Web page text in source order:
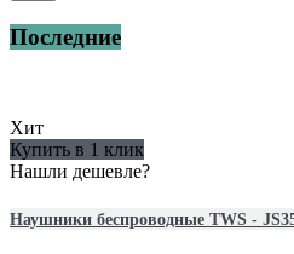
Последние
Хит
Купить в 1 клик
Нашли дешевле?
Наушники беспроводные TWS -